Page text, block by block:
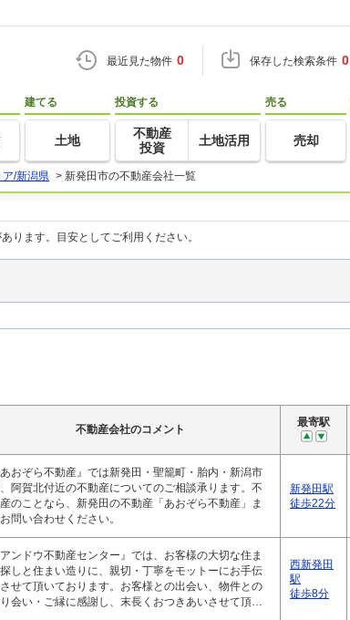
最近見た物件 0 保存した検索条件 0
建てる
土地
投資する
不動産
投資
土地活用
売る
売却
ア/新潟県 > 新発田市の不動産会社一覧
ります。目安としてご利用ください。
不動産会社のコメント
最寄駅
あおぞら不動産』では新発田・聖籠町・胎内・新潟市
阿賀北付近の不動産についてのご相談承ります。不
のことなら、新発田の不動産「あおぞら不動産」ま
問い合わせください。
新発田駅
徒歩22分
アンドウ不動産センター』では、お客様の大切な住ま
しと住まい造りに、親切・丁寧をモットーにお手伝
せて頂いております。お客様との出会い、物件との
会い・ご縁に感謝し、末長くおつきあいさせて頂…
西新発田
駅
徒歩8分